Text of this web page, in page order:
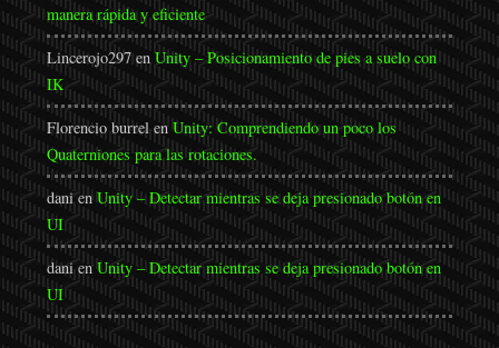
manera rápida y eficiente
Lincerojo297enUnity – Posicionamiento de pies a suelo con
IK
Florencio burrelen Unity: Comprendiendo un poco los
Quaterniones para las rotaciones.
danienUnity – Detectar mientras se deja presionado botón en
UI
danienUnity – Detectar mientras se deja presionado botón en
UI